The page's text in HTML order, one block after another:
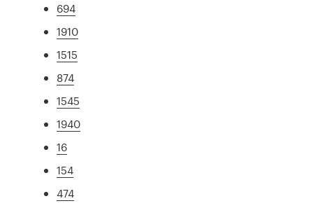
694
1910
1515
874
1545
1940
16
154
474